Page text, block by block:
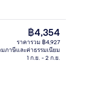
นหน้าที่พัก
ราคา
ปัจจุบัน
฿4,354
฿4,354
ราคารวม ฿4,927
มภาษีและค่าธรรมเนียม
1 ก.ย. - 2 ก.ย.